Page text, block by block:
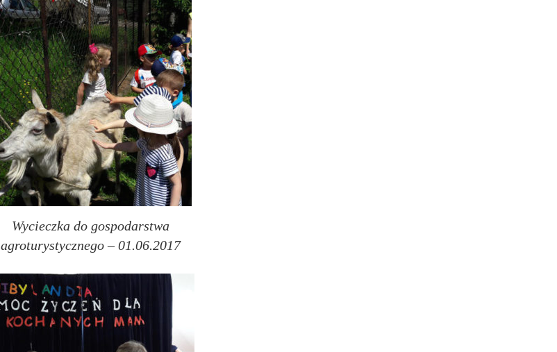
Wycieczka do gospodarstwa
agroturystycznego – 01.06.2017